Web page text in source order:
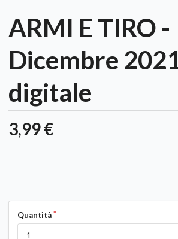
ARMI E TIRO -
Dicembre
digitale
3,99 €
Quantità